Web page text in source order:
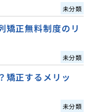
未分類
矯正無料制度のリ
未分類
矯正するメリッ
未分類